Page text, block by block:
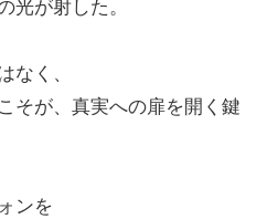
光が射した。
なく、
そが、真実への扉を開く鍵
ンを